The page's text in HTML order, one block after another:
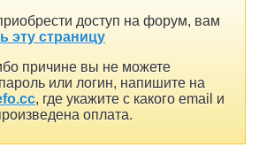
доступ на форум, вам
эту страницу
причине вы не можете
или логин, напишите на
, где укажите с какого email и
оплата.